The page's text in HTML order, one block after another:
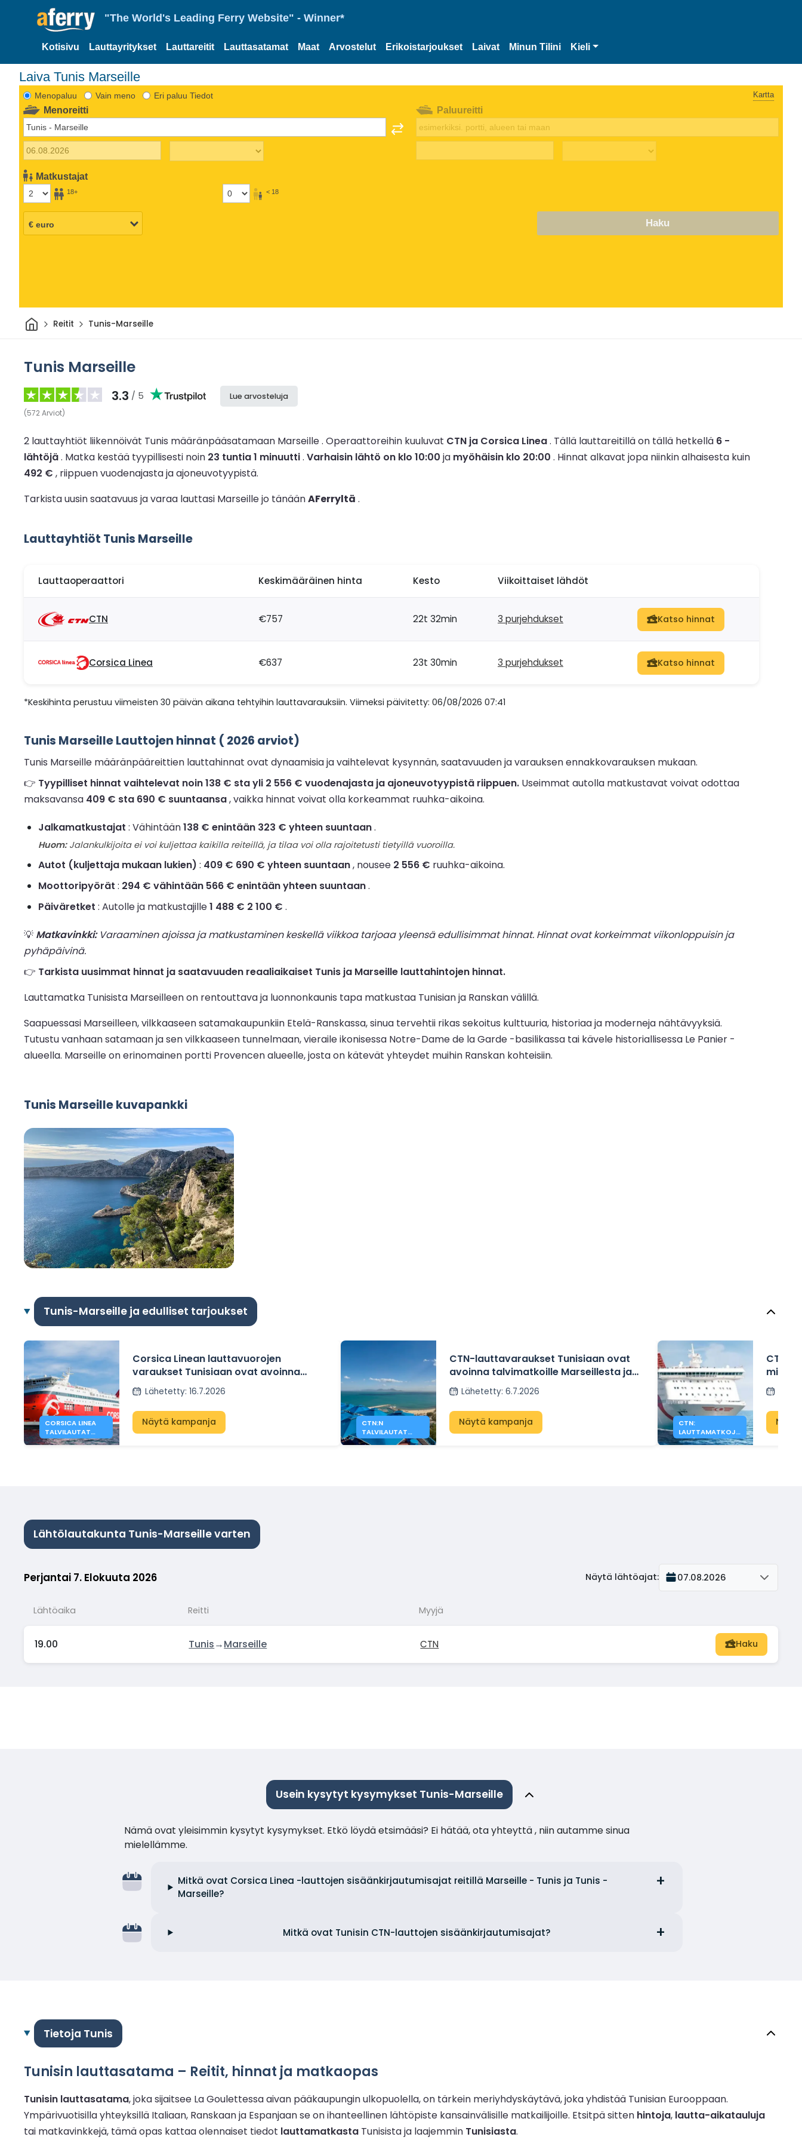
"The World's Leading Ferry Website" - Winner*
Kotisivu Lauttayritykset Lauttareitit Lauttasatamat Maat Arvostelut Erikoistarjoukset Laivat Minun Tilini Kieli
Laiva Tunis Marseille
Menopaluu Vain meno Eri paluu Tiedot Kartta
Menoreitti
Matkustajat
18+ < 18
Paluureitti
Haku
KotiinReitit Tunis-Marseille
Tunis Marseille
3.3 / 5
(572Arviot)
Lue arvosteluja
2 lauttayhtiöt liikennöivät Tunis määränpääsatamaan Marseille . Operaattoreihin kuuluvat CTN ja Corsica Linea. Tällä lauttareitillä on tällä hetkellä 6 -
lähtöjä. Matka kestää tyypillisesti noin 23 tuntia 1 minuutti. Varhaisin lähtö on klo 10:00 ja myöhäisin klo 20:00 . Hinnat alkavat jopa niinkin alhaisesta kuin
492 € , riippuen vuodenajasta ja ajoneuvotyypistä.
Tarkista uusin saatavuus ja varaa lauttasi Marseille jo tänäänAFerryltä .
Lauttayhtiöt Tunis Marseille
Lauttaoperaattori Keskimääräinen hinta Kesto Viikoittaiset lähdöt
CTN €757 22t 32min 3 purjehdukset Katso hinnat
Corsica Linea €637 23t 30min 3 purjehdukset Katso hinnat
*Keskihinta perustuu viimeisten 30 päivän aikana tehtyihin lauttavarauksiin. Viimeksi päivitetty: 06/08/2026 07:41
Tunis Marseille Lauttojen hinnat ( 2026 arviot)
Tunis Marseille määränpääreittien lauttahinnat ovat dynaamisia ja vaihtelevat kysynnän, saatavuuden ja varauksen ennakkovarauksen mukaan.
👉 Tyypilliset hinnat vaihtelevat noin 138 € sta yli 2 556 € vuodenajasta ja ajoneuvotyypistä riippuen. Useimmat autolla matkustavat voivat odottaa
maksavansa 409 € sta 690 € suuntaansa, vaikka hinnat voivat olla korkeammat ruuhka-aikoina.
Jalkamatkustajat : Vähintään138 € enintään 323 € yhteen suuntaan.
Huom:Jalankulkijoita ei voi kuljettaa kaikilla reiteillä, ja tilaa voi olla rajoitetusti tietyillä vuoroilla.
Autot (kuljettaja mukaan lukien) : 409 € 690 € yhteen suuntaan, nousee 2 556 € ruuhka-aikoina.
Moottoripyörät : 294 € vähintään 566 € enintään yhteen suuntaan.
Päiväretket : Autolle ja matkustajille1 488 € 2 100 € .
💡 Matkavinkki:Varaaminen ajoissa ja matkustaminen keskellä viikkoa tarjoaa yleensä edullisimmat hinnat. Hinnat ovat korkeimmat viikonloppuisin ja
pyhäpäivinä.
👉 Tarkista uusimmat hinnat ja saatavuuden reaaliaikaiset Tunis ja Marseille lauttahintojen hinnat.
Lauttamatka Tunisista Marseilleen on rentouttava ja luonnonkaunis tapa matkustaa Tunisian ja Ranskan välillä.
Saapuessasi Marseilleen, vilkkaaseen satamakaupunkiin Etelä-Ranskassa, sinua tervehtii rikas sekoitus kulttuuria, historiaa ja moderneja nähtävyyksiä.
Tutustu vanhaan satamaan ja sen vilkkaaseen tunnelmaan, vieraile ikonisessa Notre-Dame de la Garde -basilikassa tai kävele historiallisessa Le Panier -
alueella. Marseille on erinomainen portti Provencen alueelle, josta on kätevät yhteydet muihin Ranskan kohteisiin.
Tunis Marseille kuvapankki
Tunis-Marseille ja edulliset tarjoukset
CORSICA LINEA
TALVILAUTAT
MARSEILLEN JA
Corsica Linean lauttavuorojen
varaukset Tunisiaan ovat avoinna
talvireiteille Marseillen ja Tunisin välillä.
Lähetetty: 16.7.2026
Näytä kampanja
CTN:N
TALVILAUTAT
TUNISIAAN
CTN-lauttavaraukset Tunisiaan ovat
avoinna talvimatkoille Marseillesta ja
Genovasta.
Lähetetty:6.7.2026
Näytä kampanja
CTN:
LAUTTAMATKOJA
VIELÄ SAATAVILLA
CTN-
millä
Italian
Lähtölautakunta Tunis-Marseille varten
Perjantai 7. Elokuuta 2026 Näytä lähtöajat: 07.08.2026
Lähtöaika Reitti Myyjä
19.00 Tunis→Marseille CTN Haku
Usein kysytyt kysymykset Tunis-Marseille
Nämä ovat yleisimmin kysytyt kysymykset. Etkö löydä etsimääsi? Ei hätää, ota yhteyttä , niin autamme sinua
mielellämme.
Mitkä ovat Corsica Linea -lauttojen sisäänkirjautumisajat reitillä Marseille - Tunis ja Tunis -
Marseille?
Mitkä ovat Tunisin CTN-lauttojen sisäänkirjautumisajat?
Tietoja Tunis
Tunisin lauttasatama – Reitit, hinnat ja matkaopas
Tunisin lauttasatama, joka sijaitsee La Goulettessa aivan pääkaupungin ulkopuolella, on tärkein meriyhdyskäytävä, joka yhdistää Tunisian Eurooppaan.
Ympärivuotisilla yhteyksillä Italiaan, Ranskaan ja Espanjaan se on ihanteellinen lähtöpiste kansainvälisille matkailijoille. Etsitpä sitten hintoja, lautta-aikatauluja
tai matkavinkkejä, tämä opas kattaa olennaiset tiedot lauttamatkasta Tunisista ja laajemmin Tunisiasta.